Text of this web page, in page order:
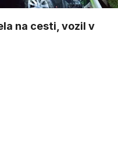
na cesti, vozil v